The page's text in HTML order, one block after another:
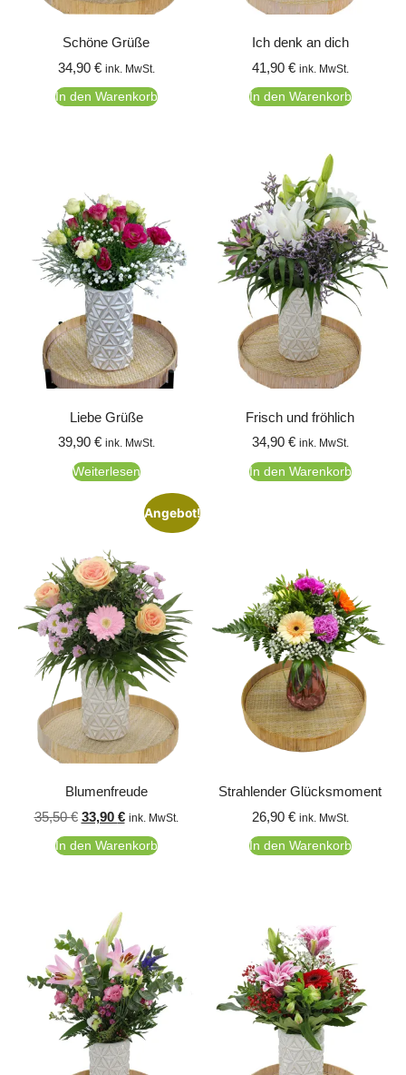
Schöne Grüße
34,90 € ink. MwSt.
In den Warenkorb
Ich denk an dich
41,90 € ink. MwSt.
In den Warenkorb
Liebe Grüße
39,90 € ink. MwSt.
Weiterlesen
Frisch und fröhlich
34,90 € ink. MwSt.
In den Warenkorb
Angebot!
Blumenfreude
35,50€ 33,90 € ink. MwSt.
In den Warenkorb
Strahlender Glücksmoment
26,90 € ink. MwSt.
In den Warenkorb